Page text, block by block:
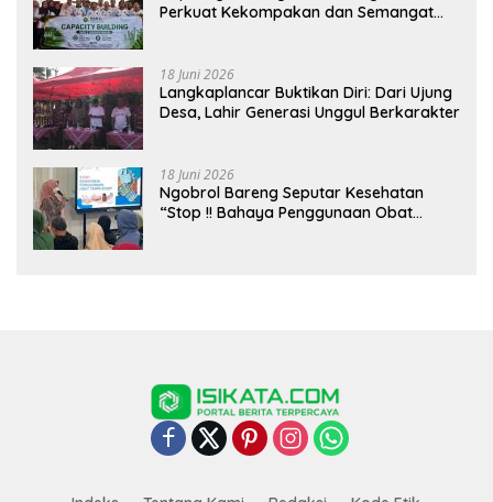
Perkuat Kekompakan dan Semangat
18 Juni 2026
Langkaplancar Buktikan Diri: Dari Ujung
Desa, Lahir Generasi Unggul Berkarakter
18 Juni 2026
Ngobrol Bareng Seputar Kesehatan
“Stop !! Bahaya Penggunaan Obat